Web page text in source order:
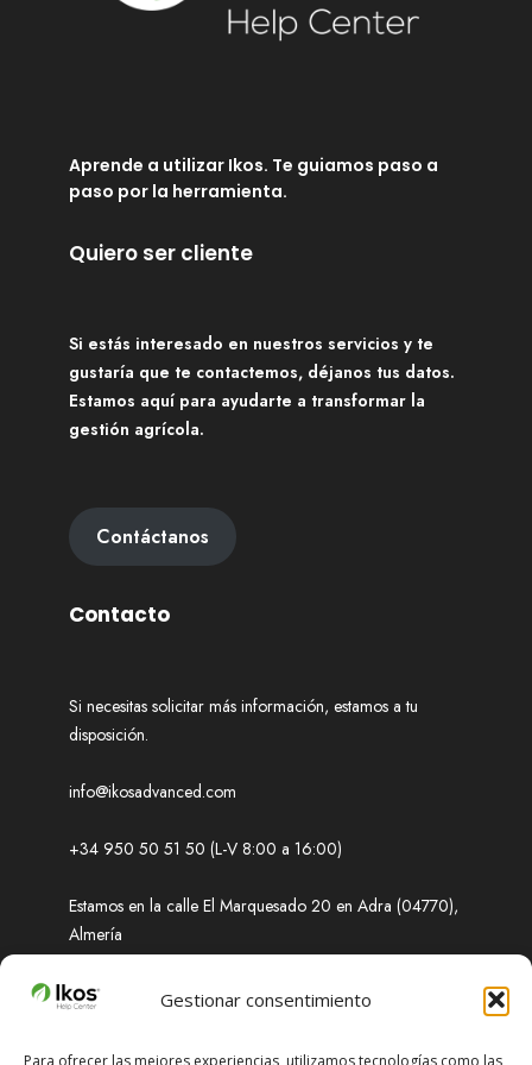
Gestionar consentimiento
Para ofrecer las mejores experiencias, utilizamos tecnologías como las
Aprende a utilizar Ikos. Te guiamos paso a
paso por la herramienta.
Quiero ser cliente
Si estás interesado en nuestros servicios y te
gustaría que te contactemos, déjanos tus datos.
Estamos aquí para ayudarte a transformar la
gestión agrícola.
Contáctanos
Contacto
Si necesitas solicitar más información, estamos a tu
disposición.
info@ikosadvanced.com
+34 950 50 51 50 (L-V 8:00 a 16:00)
Estamos en la calle El Marquesado 20 en Adra (04770),
Almería
Soporte